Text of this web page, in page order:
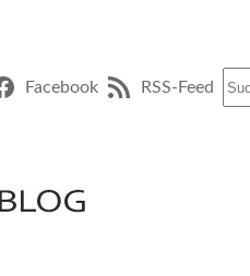
Facebook RSS-Feed